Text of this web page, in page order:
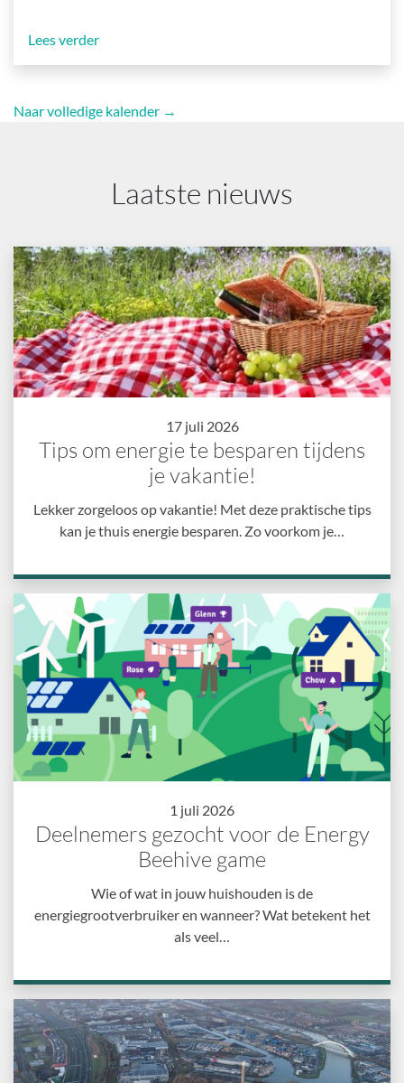
Lees verder
Naar volledige kalender →
Laatste nieuws
17 juli 2026
Tips om energie te besparen tijdens
je vakantie!
Lekker zorgeloos op vakantie! Met deze praktische tips
kan je thuis energie besparen. Zo voorkom je…
1 juli 2026
Deelnemers gezocht voor de Energy
Beehive game
Wie of wat in jouw huishouden is de
energiegrootverbruiker en wanneer? Wat betekent het
als veel…